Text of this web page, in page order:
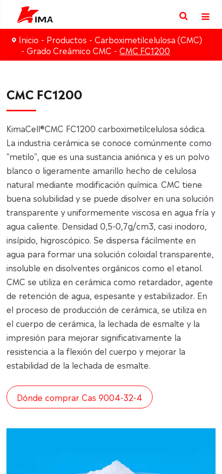
Inicio Productos
Carboximetilcelulosa (CMC)
Grado Creámico CMC
CMC FC1200
CMC FC1200
KimaCell®CMC FC1200 carboximetilcelulosa sódica.
La industria cerámica se conoce comúnmente como
"metilo", que es una sustancia aniónica y es un polvo
blanco o ligeramente amarillo hecho de celulosa
natural mediante modificación química. CMC tiene
buena solubilidad y se puede disolver en una solución
transparente y uniformemente viscosa en agua fría y
agua caliente. Densidad 0,5-0,7g/cm3, casi inodoro,
insípido, higroscópico. Se dispersa fácilmente en
agua para formar una solución coloidal transparente,
insoluble en disolventes orgánicos como el etanol.
CMC se utiliza en cerámica como retardador, agente
de retención de agua, espesante y estabilizador. En
el proceso de producción de cerámica, se utiliza en
el cuerpo de cerámica, la lechada de esmalte y la
impresión para mejorar significativamente la
resistencia a la flexión del cuerpo y mejorar la
estabilidad de la lechada de esmalte.
Dónde comprar Cas 9004-32-4